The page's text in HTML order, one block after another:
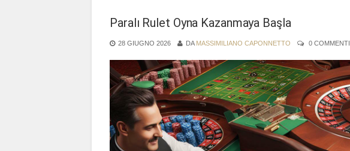
Paralı Rulet Oyna Kazanmaya Başla
28 GIUGNO 2026 DA MASSIMILIANO CAPONNETTO 0 COMMENTI